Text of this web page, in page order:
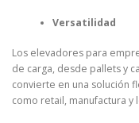
Versatilidad
Los elevadores para
de carga, desde pallets y
convierte en una solución
como retail, manufactura y